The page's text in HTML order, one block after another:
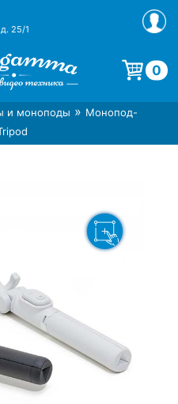
25/1
магазин фототехники
в СПб
foto-
0
Корзина пуста.
и моноподы » Монопод-